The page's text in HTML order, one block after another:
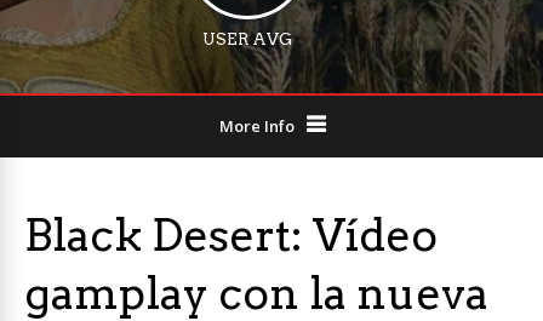
USER AVG
More Info
Black Desert: Vídeo
gamplay con la nueva